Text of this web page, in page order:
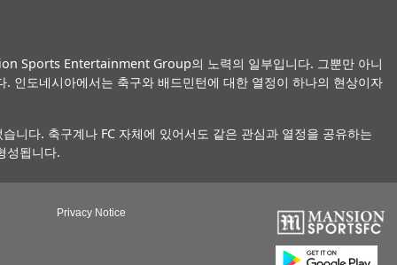
Sports Entertainment Group의 노력의 일부입니다. 그뿐만 아니
인도네시아에서는 축구와 배드민턴에 대한 열정이 하나의 현상이자
니다. 축구계나 FC 자체에 있어서도 같은 관심과 열정을 공유하는
성됩니다.
Privacy Notice